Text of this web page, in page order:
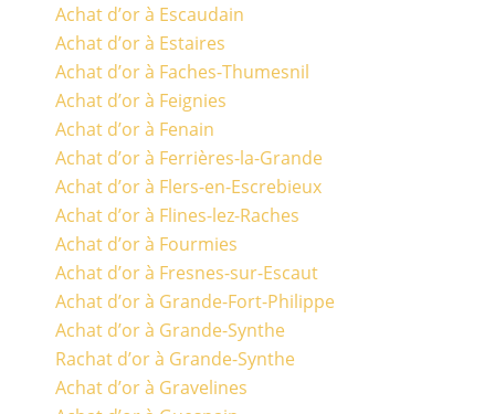
Achat d’or à Escaudain
Achat d’or à Estaires
Achat d’or à Faches-Thumesnil
Achat d’or à Feignies
Achat d’or à Fenain
Achat d’or à Ferrières-la-Grande
Achat d’or à Flers-en-Escrebieux
Achat d’or à Flines-lez-Raches
Achat d’or à Fourmies
Achat d’or à Fresnes-sur-Escaut
Achat d’or à Grande-Fort-Philippe
Achat d’or à Grande-Synthe
Rachat d’or à Grande-Synthe
Achat d’or à Gravelines